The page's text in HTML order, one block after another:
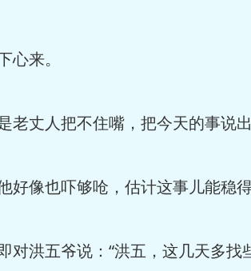
心来。
老丈人把不住嘴，把今天的事说出
好像也吓够呛，估计这事儿能稳得
对洪五爷说：“洪五，这几天多